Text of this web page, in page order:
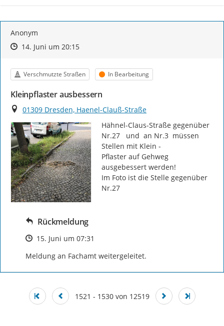
Anonym
Zeitpunkt des Erstellens
Zeitpunkt des Erstellens
14. Juni um 20:15Zur Äußerung
Kategorie
Verschmutzte Straßen Status
In Bearbeitung
Kleinpflaster ausbessern
Ort
01309 Dresden, Haenel-Clauß-Straße
Hähnel-Claus-Straße gegenüber
Nr.27   und  an Nr.3  müssen
Stellen mit Klein -
Pflaster auf Gehweg
ausgebessert werden!
Im Foto ist die Stelle gegenüber
Nr.27
Rückmeldung
Zeitpunkt des Erstellens
15. Juni um 07:31
Meldung an Fachamt weitergeleitet.
1521 - 1530 von 12519